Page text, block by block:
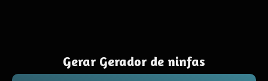
Gerar Gerador de ninfas